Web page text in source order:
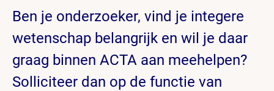
Ben je onderzoeker, vind je integere
wetenschap belangrijk en wil je daar
graag binnen ACTA aan meehelpen?
Solliciteer dan op de functie van